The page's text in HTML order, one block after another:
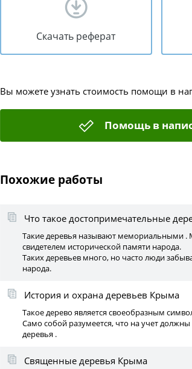
Скачать реферат
Вы можете узнать стоимость помощи в
Помощь в
Похожие работы
Что такое достопримечательные
Такие деревья называют мемориальными .
свидетелем исторической памяти народа.
Таких деревьев много, но часто люди
народа.
История и охрана деревьев Крыма
Такое дерево является своеобразным
Само собой разумеется, что на учет
деревья .
Священные деревья Крыма